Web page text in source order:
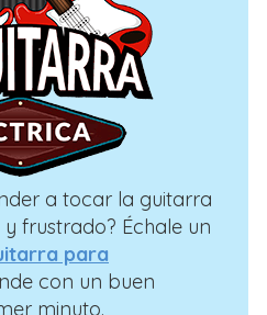
a tocar la guitarra
frustrado? Échale un
para
con un buen
minuto.